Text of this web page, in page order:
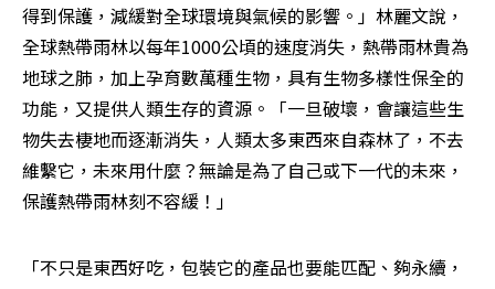
得到保護，減緩對全球環境與氣候的影響。」林麗文說，
全球熱帶雨林以每年1000公頃的速度消失，熱帶雨林貴為
地球之肺，加上孕育數萬種生物，具有生物多樣性保全的
功能，又提供人類生存的資源。「一旦破壞，會讓這些生
物失去棲地而逐漸消失，人類太多東西來自森林了，不去
維繫它，未來用什麼？無論是為了自己或下一代的未來，
保護熱帶雨林刻不容緩！」
「不只是東西好吃，包裝它的產品也要能匹配、夠永續，